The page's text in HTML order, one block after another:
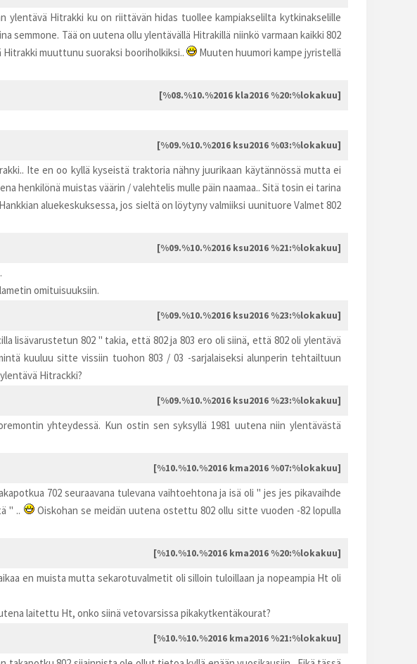
ylentävä Hitrakki ku on riittävän hidas tuollee kampiakselilta kytkinakselille
Tää on uutena ollu ylentävällä Hitrakillä niinkö varmaan kaikki 802
muuttunu suoraksi booriholkiksi..
Muuten huumori kampe jyristellä
[%08.%10.%2016 kla2016 %20:%lokakuu]
[%09.%10.%2016 ksu2016 %03:%lokakuu]
Ite en oo kyllä kyseistä traktoria nähny juurikaan käytännössä mutta ei
henkilönä muistas väärin / valehtelis mulle päin naamaa.. Sitä tosin ei tarina
aluekeskuksessa, jos sieltä on löytyny valmiiksi uunituore Valmet 802
[%09.%10.%2016 ksu2016 %21:%lokakuu]
omituisuuksiin.
[%09.%10.%2016 ksu2016 %23:%lokakuu]
lisävarustetun 802 " takia, että 802 ja 803 ero oli siinä, että 802 oli ylentävä
kuuluu sitte vissiin tuohon 803 / 03 -sarjalaiseksi alunperin tehtailtuun
Hitrackki?
[%09.%10.%2016 ksu2016 %23:%lokakuu]
yhteydessä. Kun ostin sen syksyllä 1981 uutena niin ylentävästä
[%10.%10.%2016 kma2016 %07:%lokakuu]
702 seuraavana tulevana vaihtoehtona ja isä oli " jes jes pikavaihde
" ..
Oiskohan se meidän uutena ostettu 802 ollu sitte vuoden -82 lopulla
[%10.%10.%2016 kma2016 %20:%lokakuu]
en muista mutta sekarotuvalmetit oli silloin tuloillaan ja nopeampia Ht oli
laitettu Ht, onko siinä vetovarsissa pikakytkentäkourat?
[%10.%10.%2016 kma2016 %21:%lokakuu]